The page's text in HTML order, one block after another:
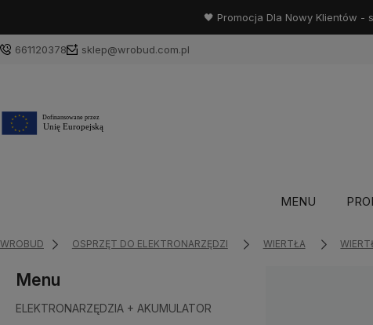
🖤 Promocja Dla Nowy Klientów -
661120378 sklep@wrobud.com.pl
MENU
WROBUD OSPRZĘT DO ELEKTRONARZĘDZI WIERTŁA
Menu
ELEKTRONARZĘDZIA + AKUMULATOR